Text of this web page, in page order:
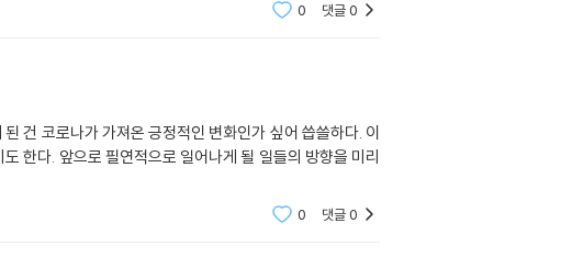
0 댓글0
건 코로나가 가져온 긍정적인 변화인가 싶어 씁쓸하다. 이
한다. 앞으로 필연적으로 일어나게 될 일들의 방향을 미리
0 댓글0